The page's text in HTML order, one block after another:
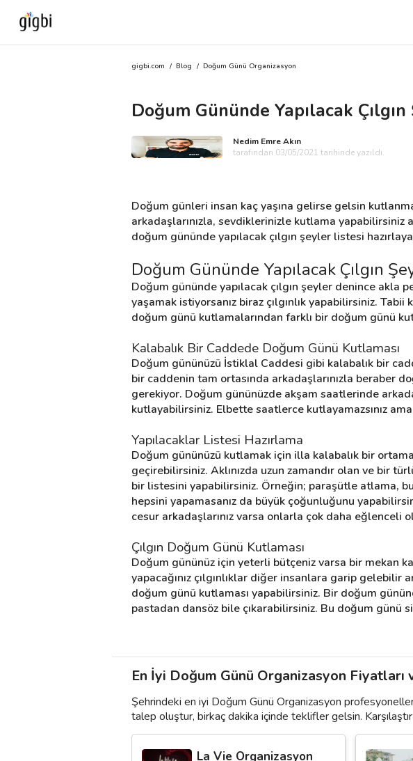
Müşteri Değerlendirmeleri
gigbi.com / Blog / Doğum Günü Organizasyon
Doğum Gününde Yapılacak
Nedim Emre Akın
tarafından 03/05/2021 tarihinde yazıldı.
Doğum günleri insan kaç yaşına gelirse gelsin
arkadaşlarınızla, sevdiklerinizle kutlama
doğum gününde yapılacak çılgın şeyler listesi
Doğum Gününde Yapılacak Çılgın
Doğum gününde yapılacak çılgın şeyler denince
yaşamak istiyorsanız biraz çılgınlık yapabilirsiniz.
doğum günü kutlamalarından farklı bir doğum günü
Kalabalık Bir Caddede Doğum Günü Kutlaması
Doğum gününüzü İstiklal Caddesi gibi kalabalık bir
bir caddenin tam ortasında arkadaşlarınızla beraber
gerekiyor. Doğum gününüzde akşam saatlerinde
kutlayabilirsiniz. Elbette saatlerce kutlayamazsınız
Yapılacaklar Listesi Hazırlama
Doğum gününüzü kutlamak için illa kalabalık bir
geçirebilirsiniz. Aklınızda uzun zamandır olan ve bir
bir listesini yapabilirsiniz. Örneğin; paraşütle atlama,
hepsini yapamasanız da büyük çoğunluğunu
cesur arkadaşlarınız varsa onlarla çok daha eğlenceli
Çılgın Doğum Günü Kutlaması
Doğum gününüz için yeterli bütçeniz varsa bir mekan
yapacağınız çılgınlıklar diğer insanlara garip
doğum günü kutlaması yapabilirsiniz. Bir doğum
pastadan dansöz bile çıkarabilirsiniz. Bu doğum günü
En İyi Doğum Günü Organizasyon Fiyatları
Şehrindeki en iyi Doğum Günü Organizasyon
talep oluştur, birkaç dakika içinde teklifler gelsin.
La Vie Organizasyon